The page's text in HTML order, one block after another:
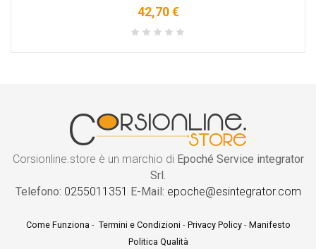
42,70 €
Corsionline.store è un marchio di Epoché Service integrator
Srl.
Telefono: 0255011351 E-Mail: epoche@esintegrator.com
Come Funziona- Termini e Condizioni- Privacy Policy- Manifesto
Politica Qualità